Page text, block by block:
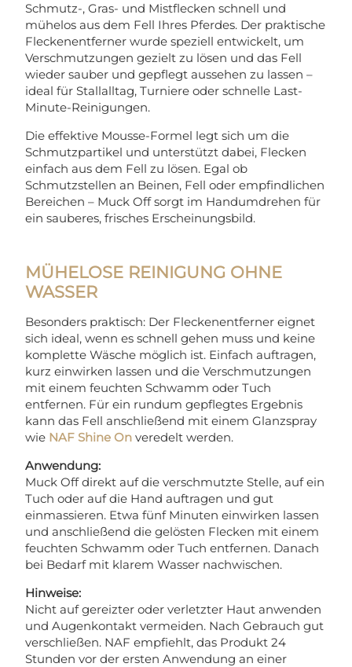
Schmutz-, Gras- und Mistflecken schnell und
mühelos aus dem Fell Ihres Pferdes. Der praktische
Fleckenentferner wurde speziell entwickelt, um
Verschmutzungen gezielt zu lösen und das Fell
wieder sauber und gepflegt aussehen zu lassen –
ideal für Stallalltag, Turniere oder schnelle Last-
Minute-Reinigungen.
Die effektive Mousse-Formel legt sich um die
Schmutzpartikel und unterstützt dabei, Flecken
einfach aus dem Fell zu lösen. Egal ob
Schmutzstellen an Beinen, Fell oder empfindlichen
Bereichen – Muck Off sorgt im Handumdrehen für
ein sauberes, frisches Erscheinungsbild.
MÜHELOSE REINIGUNG OHNE
WASSER
Besonders praktisch: Der Fleckenentferner eignet
sich ideal, wenn es schnell gehen muss und keine
komplette Wäsche möglich ist. Einfach auftragen,
kurz einwirken lassen und die Verschmutzungen
mit einem feuchten Schwamm oder Tuch
entfernen. Für ein rundum gepflegtes Ergebnis
kann das Fell anschließend mit einem Glanzspray
wie NAF Shine On veredelt werden.
Anwendung:
Muck Off direkt auf die verschmutzte Stelle, auf ein
Tuch oder auf die Hand auftragen und gut
einmassieren. Etwa fünf Minuten einwirken lassen
und anschließend die gelösten Flecken mit einem
feuchten Schwamm oder Tuch entfernen. Danach
bei Bedarf mit klarem Wasser nachwischen.
Hinweise:
Nicht auf gereizter oder verletzter Haut anwenden
und Augenkontakt vermeiden. Nach Gebrauch gut
verschließen. NAF empfiehlt, das Produkt 24
Stunden vor der ersten Anwendung an einer